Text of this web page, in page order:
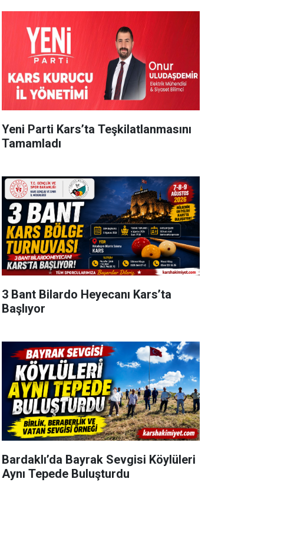
Yeni Parti Kars’ta Teşkilatlanmasını
Tamamladı
3 Bant Bilardo Heyecanı Kars’ta
Başlıyor
Bardaklı’da Bayrak Sevgisi Köylüleri
Aynı Tepede Buluşturdu